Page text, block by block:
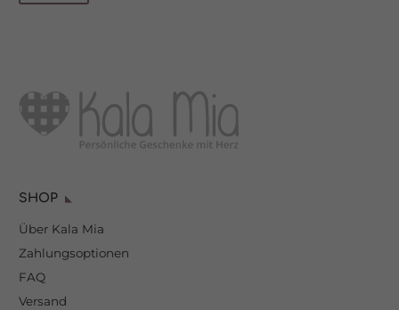
Preis
Preis
SHOP
Über Kala Mia
Zahlungsoptionen
FAQ
Versand